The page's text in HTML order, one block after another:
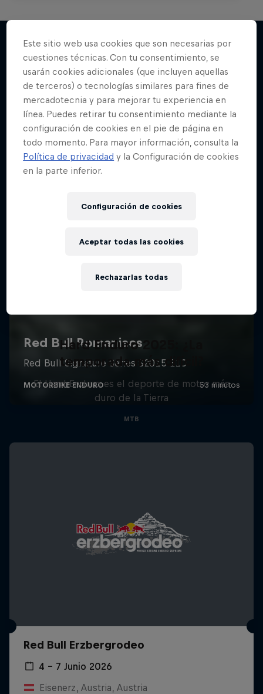
Más contenidos similares
Hard Enduro 2025: ¿La
temporada más difícil?
El Hard Enduro es el deporte de motor más
duro de la Tierra
MTB
Red Bull Erzbergrodeo
4 – 7 Junio 2026
Eisenerz, Austria, Austria
Este sitio web usa cookies que son necesarias por
cuestiones técnicas. Con tu consentimiento, se
usarán cookies adicionales (que incluyen aquellas
de terceros) o tecnologías similares para fines de
mercadotecnia y para mejorar tu experiencia en
línea. Puedes retirar tu consentimiento mediante la
configuración de cookies en el pie de página en
todo momento. Para mayor información, consulta la
Política de privacidad y la Configuración de cookies
en la parte inferior.
Configuración de cookies
Rechazarlas todas
Aceptar todas las cookies